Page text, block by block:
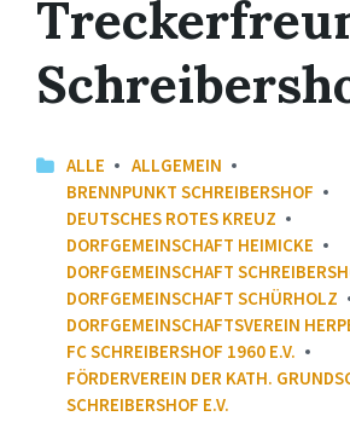
ALLE
ALLGEMEIN
BRENNPUNKT SCHREIBERSHOF
DEUTSCHES ROTES KREUZ
DORFGEMEINSCHAFT HEIMICKE
DORFGEMEINSCHAFT
DORFGEMEINSCHAFT SCHÜRHOLZ
DORFGEMEINSCHAFTSVEREIN
FC SCHREIBERSHOF 1960 E.V.
FÖRDERVEREIN DER KATH.
SCHREIBERSHOF E.V.